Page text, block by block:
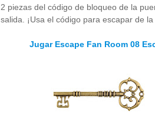
2 piezas del código de bloqueo de la
salida. ¡Usa el código para escapar de
Jugar Escape Fan Room 08